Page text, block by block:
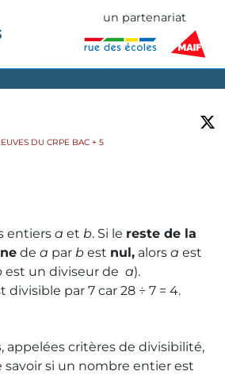
un partenariat
DU CRPE BAC + 5
entiers a et b. Si le reste de la
de a par b est nul, alors a est
est un diviseur de a).
divisible par 7 car 28 ÷ 7 = 4.
, appelées critères de divisibilité,
si un nombre entier est